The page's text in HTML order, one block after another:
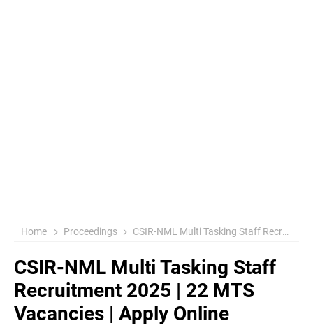
Home Proceedings CSIR-NML Multi Tasking Staff Recruitment 2025 | 22 MTS Vacancies | Apply Online
CSIR-NML Multi Tasking Staff
Recruitment 2025 | 22 MTS
Vacancies | Apply Online